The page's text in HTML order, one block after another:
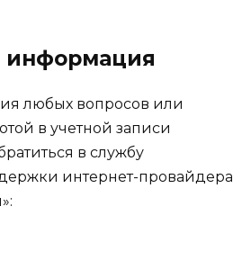
информация
любых вопросов или
в учетной записи
в службу
интернет-провайдера